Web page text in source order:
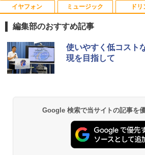
1
数学 大学入試問題
編
目黒三吉 ]
￥726
イヤフォン
Anker Soundcore
￥7,990
Anker Soundcore
￥5,990
ミュージック
BRUCE WAYNE
[Explicit]
BRUCE WAYNE
￥250
ド
【Amazon.co.jp限
ET ラベルレス ×8本
by Amazon 天然水
ウォーター ペット
ットル (Smart Basic)
薬屋のひとりごと
ンガンコミックス)
異世界居酒屋「のぶ
￥832
編集部のおすすめ記事
使いやすく低コスト
現を目指して
Google 検索で当サイトの記事を